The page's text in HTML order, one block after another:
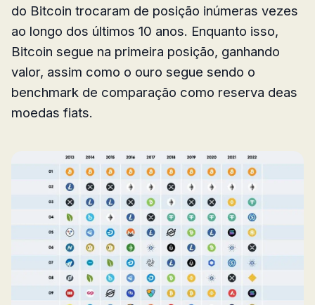
do Bitcoin trocaram de posição inúmeras vezes
ao longo dos últimos 10 anos. Enquanto isso,
Bitcoin segue na primeira posição, ganhando
valor, assim como o ouro segue sendo o
benchmark de comparação como reserva deas
moedas fiats.